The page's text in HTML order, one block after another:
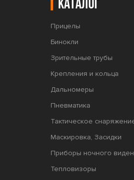
Каталог
Прицелы
Бинокли
Зрительные трубы
Крепления и кольца
Дальномеры
Пневматика
Тактическое
Маскировка, Засидки
Приборы ночного
Тепловизоры